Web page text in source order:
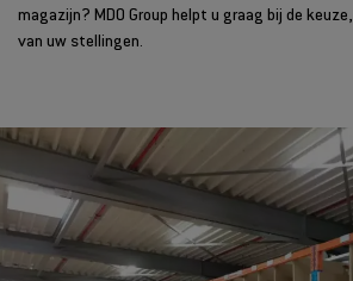
magazijn? MDO Group helpt u graag bij de keuze,
van uw stellingen.